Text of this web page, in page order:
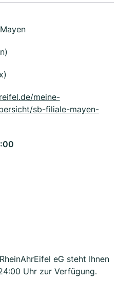
meine-
sb-filiale-mayen-
eG steht Ihnen
Uhr zur Verfügung.